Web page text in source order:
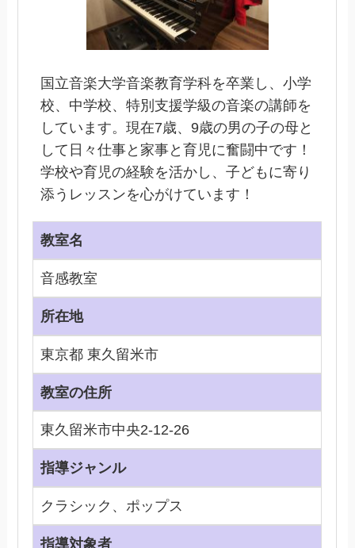
国立音楽大学音楽教育学科を卒業し、小学
校、中学校、特別支援学級の音楽の講師を
しています。現在7歳、9歳の男の子の母と
して日々仕事と家事と育児に奮闘中です！
学校や育児の経験を活かし、子どもに寄り
添うレッスンを心がけています！
教室名
音感教室
所在地
東京都 東久留米市
教室の住所
東久留米市中央2-12-26
指導ジャンル
クラシック、ポップス
指導対象者